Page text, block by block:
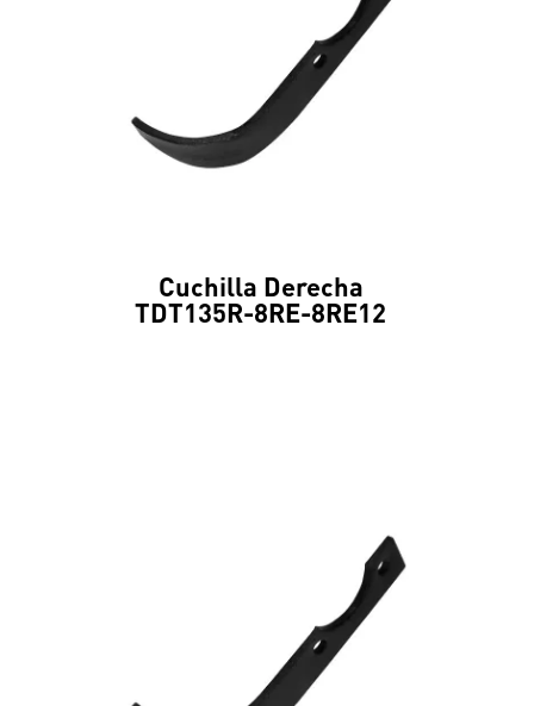
Cuchilla Derecha
TDT135R-8RE-8RE12